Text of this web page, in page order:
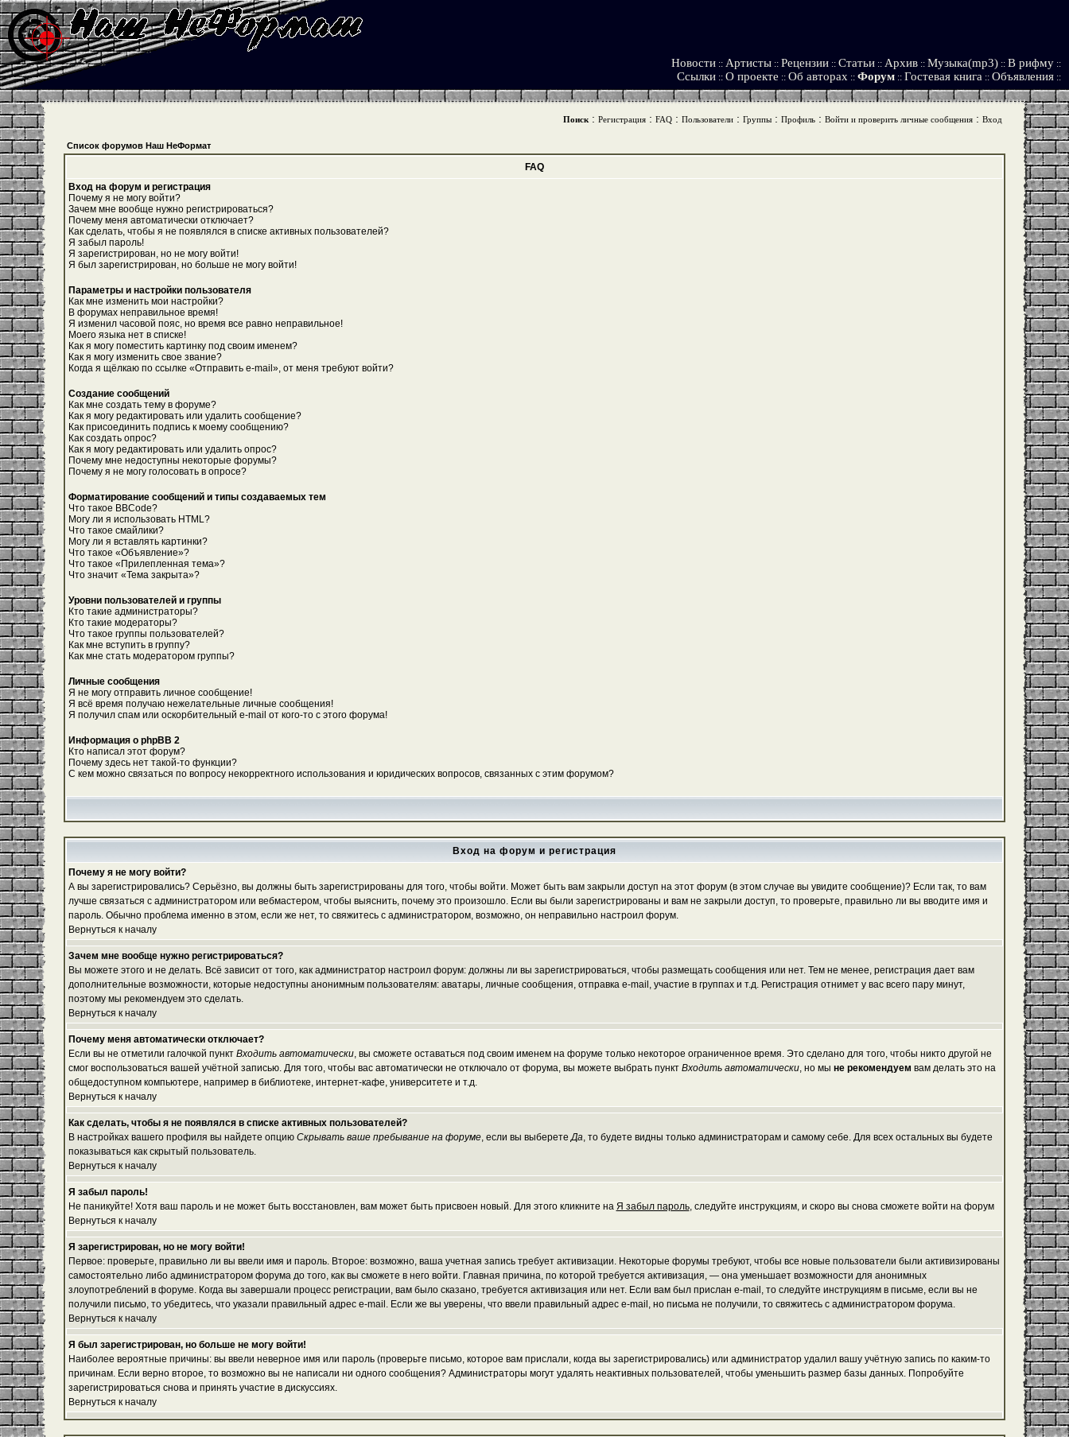
Новости :: Артисты :: Рецензии :: Статьи :: Архив :: Музыка(mp3) :: В рифму ::
Ссылки :: О проекте :: Об авторах :: Форум :: Гостевая книга :: Объявления ::
Поиск: Регистрация: FAQ: Пользователи: Группы: Профиль: Войти и проверить личные сообщения: Вход
Список форумов Наш НеФормат
FAQ
Вход на форум и регистрация
Почему я не могу войти?
Зачем мне вообще нужно регистрироваться?
Почему меня автоматически отключает?
Как сделать, чтобы я не появлялся в списке активных пользователей?
Я забыл пароль!
Я зарегистрирован, но не могу войти!
Я был зарегистрирован, но больше не могу войти!
Параметры и настройки пользователя
Как мне изменить мои настройки?
В форумах неправильное время!
Я изменил часовой пояс, но время все равно неправильное!
Моего языка нет в списке!
Как я могу поместить картинку под своим именем?
Как я могу изменить свое звание?
Когда я щёлкаю по ссылке «Отправить e-mail», от меня требуют войти?
Создание сообщений
Как мне создать тему в форуме?
Как я могу редактировать или удалить сообщение?
Как присоединить подпись к моему сообщению?
Как создать опрос?
Как я могу редактировать или удалить опрос?
Почему мне недоступны некоторые форумы?
Почему я не могу голосовать в опросе?
Форматирование сообщений и типы создаваемых тем
Что такое BBCode?
Могу ли я использовать HTML?
Что такое смайлики?
Могу ли я вставлять картинки?
Что такое «Объявление»?
Что такое «Прилепленная тема»?
Что значит «Тема закрыта»?
Уровни пользователей и группы
Кто такие администраторы?
Кто такие модераторы?
Что такое группы пользователей?
Как мне вступить в группу?
Как мне стать модератором группы?
Личные сообщения
Я не могу отправить личное сообщение!
Я всё время получаю нежелательные личные сообщения!
Я получил спам или оскорбительный e-mail от кого-то с этого форума!
Информация о phpBB 2
Кто написал этот форум?
Почему здесь нет такой-то функции?
С кем можно связаться по вопросу некорректного использования и юридических вопросов, связанных с этим форумом?
Вход на форум и регистрация
Почему я не могу войти?
А вы зарегистрировались? Серьёзно, вы должны быть зарегистрированы для того, чтобы войти. Может быть вам закрыли доступ на этот форум (в этом случае вы увидите сообщение)? Если так, то вам
лучше связаться с администратором или вебмастером, чтобы выяснить, почему это произошло. Если вы были зарегистрированы и вам не закрыли доступ, то проверьте, правильно ли вы вводите имя и
пароль. Обычно проблема именно в этом, если же нет, то свяжитесь с администратором, возможно, он неправильно настроил форум.
Вернуться к началу
Зачем мне вообще нужно регистрироваться?
Вы можете этого и не делать. Всё зависит от того, как администратор настроил форум: должны ли вы зарегистрироваться, чтобы размещать сообщения или нет. Тем не менее, регистрация дает вам
дополнительные возможности, которые недоступны анонимным пользователям: аватары, личные сообщения, отправка e-mail, участие в группах и т.д. Регистрация отнимет у вас всего пару минут,
поэтому мы рекомендуем это сделать.
Вернуться к началу
Почему меня автоматически отключает?
Если вы не отметили галочкой пункт Входить автоматически, вы сможете оставаться под своим именем на форуме только некоторое ограниченное время. Это сделано для того, чтобы никто другой не
смог воспользоваться вашей учётной записью. Для того, чтобы вас автоматически не отключало от форума, вы можете выбрать пункт Входить автоматически, но мы не рекомендуем вам делать это на
общедоступном компьютере, например в библиотеке, интернет-кафе, университете и т.д.
Вернуться к началу
Как сделать, чтобы я не появлялся в списке активных пользователей?
В настройках вашего профиля вы найдете опцию Скрывать ваше пребывание на форуме, если вы выберетеДа, то будете видны только администраторам и самому себе. Для всех остальных вы будете
показываться как скрытый пользователь.
Вернуться к началу
Я забыл пароль!
Не паникуйте! Хотя ваш пароль и не может быть восстановлен, вам может быть присвоен новый. Для этого кликните на Я забыл пароль, следуйте инструкциям, и скоро вы снова сможете войти на форум
Вернуться к началу
Я зарегистрирован, но не могу войти!
Первое: проверьте, правильно ли вы ввели имя и пароль. Второе: возможно, ваша учетная запись требует активизации. Некоторые форумы требуют, чтобы все новые пользователи были активизированы
самостоятельно либо администратором форума до того, как вы сможете в него войти. Главная причина, по которой требуется активизация, — она уменьшает возможности для анонимных
злоупотреблений в форуме. Когда вы завершали процесс регистрации, вам было сказано, требуется активизация или нет. Если вам был прислан e-mail, то следуйте инструкциям в письме, если вы не
получили письмо, то убедитесь, что указали правильный адрес e-mail. Если же вы уверены, что ввели правильный адрес e-mail, но письма не получили, то свяжитесь с администратором форума.
Вернуться к началу
Я был зарегистрирован, но больше не могу войти!
Наиболее вероятные причины: вы ввели неверное имя или пароль (проверьте письмо, которое вам прислали, когда вы зарегистрировались) или администратор удалил вашу учётную запись по каким-то
причинам. Если верно второе, то возможно вы не написали ни одного сообщения? Администраторы могут удалять неактивных пользователей, чтобы уменьшить размер базы данных. Попробуйте
зарегистрироваться снова и принять участие в дискуссиях.
Вернуться к началу